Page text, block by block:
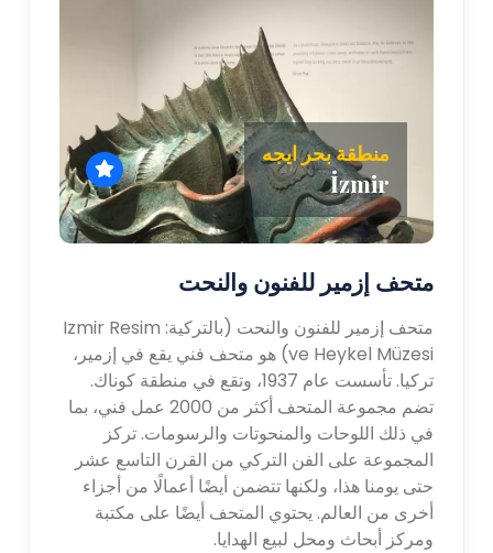
منطقة بحر ايجه
İzmir
متحف إزمير للفنون والنحت
متحف إزمير للفنون والنحت (بالتركية: Izmir Resim
ve Heykel Müzesi) هو متحف فني يقع في إزمير،
تركيا. تأسست عام 1937، وتقع في منطقة كوناك.
تضم مجموعة المتحف أكثر من 2000 عمل فني، بما
في ذلك اللوحات والمنحوتات والرسومات. تركز
المجموعة على الفن التركي من القرن التاسع عشر
حتى يومنا هذا، ولكنها تتضمن أيضًا أعمالًا من أجزاء
أخرى من العالم. يحتوي المتحف أيضًا على مكتبة
ومركز أبحاث ومحل لبيع الهدايا.